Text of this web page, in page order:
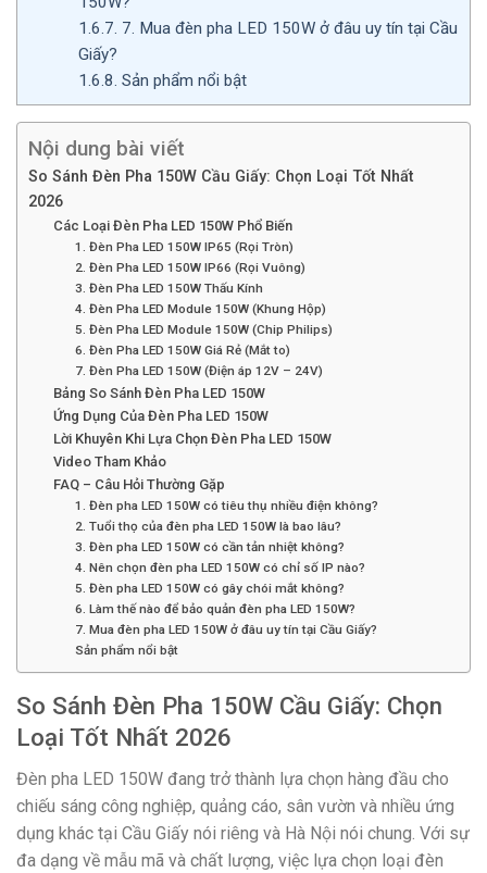
1.6.7. 7. Mua đèn pha LED 150W ở đâu uy tín tại Cầu
Giấy?
1.6.8. Sản phẩm nổi bật
Nội dung bài viết
So Sánh Đèn Pha 150W Cầu Giấy: Chọn Loại Tốt Nhất
2026
Các Loại Đèn Pha LED 150W Phổ Biến
1. Đèn Pha LED 150W IP65 (Rọi Tròn)
2. Đèn Pha LED 150W IP66 (Rọi Vuông)
3. Đèn Pha LED 150W Thấu Kính
4. Đèn Pha LED Module 150W (Khung Hộp)
5. Đèn Pha LED Module 150W (Chip Philips)
6. Đèn Pha LED 150W Giá Rẻ (Mắt to)
7. Đèn Pha LED 150W (Điện áp 12V – 24V)
Bảng So Sánh Đèn Pha LED 150W
Ứng Dụng Của Đèn Pha LED 150W
Lời Khuyên Khi Lựa Chọn Đèn Pha LED 150W
Video Tham Khảo
FAQ – Câu Hỏi Thường Gặp
1. Đèn pha LED 150W có tiêu thụ nhiều điện không?
2. Tuổi thọ của đèn pha LED 150W là bao lâu?
3. Đèn pha LED 150W có cần tản nhiệt không?
4. Nên chọn đèn pha LED 150W có chỉ số IP nào?
5. Đèn pha LED 150W có gây chói mắt không?
6. Làm thế nào để bảo quản đèn pha LED 150W?
7. Mua đèn pha LED 150W ở đâu uy tín tại Cầu Giấy?
Sản phẩm nổi bật
So Sánh Đèn Pha 150W Cầu Giấy: Chọn
Loại Tốt Nhất 2026
Đèn pha LED 150W đang trở thành lựa chọn hàng đầu cho
chiếu sáng công nghiệp, quảng cáo, sân vườn và nhiều ứng
dụng khác tại Cầu Giấy nói riêng và Hà Nội nói chung. Với sự
đa dạng về mẫu mã và chất lượng, việc lựa chọn loại đèn